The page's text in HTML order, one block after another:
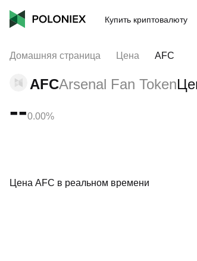
Купить криптовалюту
Домашняя страница Цена AFC
AFCArsenal Fan Token
--0.00%
Цена AFC в реальном времени